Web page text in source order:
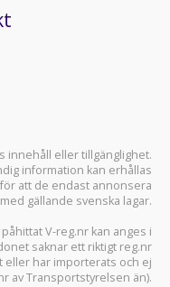
innehåll eller tillgänglighet.
information kan erhållas
att de endast annonsera
gällande svenska lagar.
V-reg.nr kan anges i
saknar ett riktigt reg.nr
eller har importerats och ej
av Transportstyrelsen än).